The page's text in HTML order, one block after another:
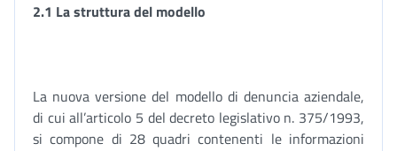
2.1 La struttura del modello
La nuova versione del modello di denuncia aziendale,
di cui all’articolo 5 del decreto legislativo n. 375/1993,
si compone di 28 quadri contenenti le informazioni